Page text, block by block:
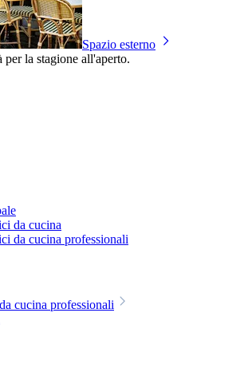
Spazio esterno
per la stagione all'aperto.
da cucina
da cucina professionali
cucina professionali